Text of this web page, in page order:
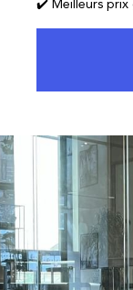
✔️ Meilleurs prix